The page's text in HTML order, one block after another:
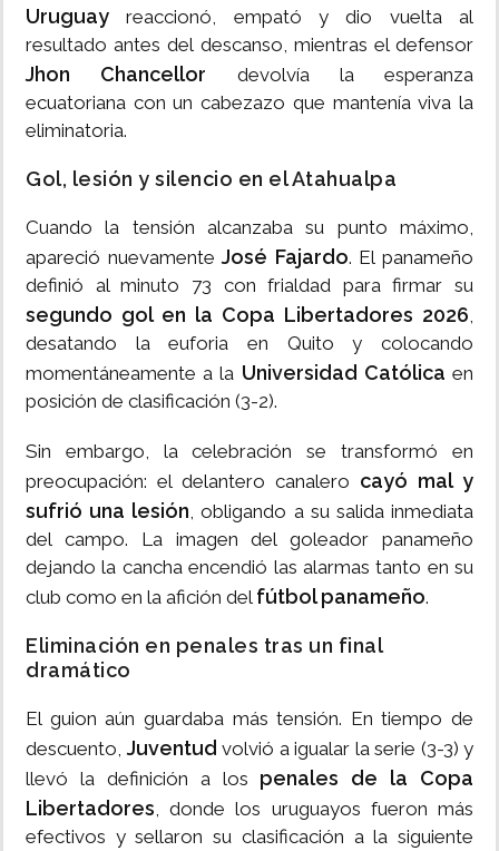
Uruguay reaccionó, empató y dio vuelta al
resultado antes del descanso, mientras el defensor
Jhon Chancellor devolvía la esperanza
ecuatoriana con un cabezazo que mantenía viva la
eliminatoria.
Gol, lesión y silencio en el Atahualpa
Cuando la tensión alcanzaba su punto máximo,
apareció nuevamenteJosé Fajardo. El panameño
definió al minuto 73 con frialdad para firmar su
segundo gol en la Copa Libertadores 2026,
desatando la euforia en Quito y colocando
momentáneamente a la Universidad Católica en
posición de clasificación (3-2).
Sin embargo, la celebración se transformó en
preocupación: el delantero canalero cayó mal y
sufrió una lesión, obligando a su salida inmediata
del campo. La imagen del goleador panameño
dejando la cancha encendió las alarmas tanto en su
club como en la afición del fútbol panameño.
Eliminación en penales tras un final
dramático
El guion aún guardaba más tensión. En tiempo de
descuento, Juventud volvió a igualar la serie (3-3) y
llevó la definición a los penales de la Copa
Libertadores, donde los uruguayos fueron más
efectivos y sellaron su clasificación a la siguiente